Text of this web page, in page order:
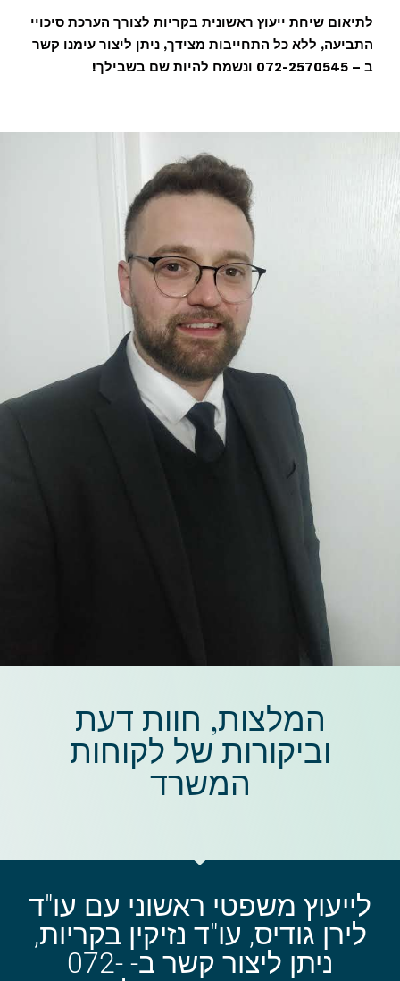
לתיאום שיחת ייעוץ ראשונית בקריות לצורך הערכת סיכויי
התביעה, ללא כל התחייבות מצידך, ניתן ליצור עימנו קשר
ב – 072-2570545 ונשמח להיות שם בשבילך!
המלצות, חוות דעת
וביקורות של לקוחות
המשרד​
לייעוץ משפטי ראשוני עם עו"ד
לירן גודיס, עו"ד נזיקין בקריות,
ניתן ליצור קשר ב- 072-